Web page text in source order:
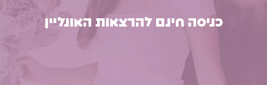
כניסה חינם להרצאות האונליין